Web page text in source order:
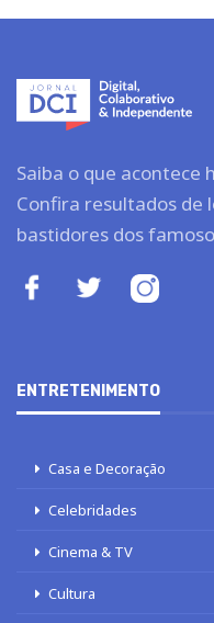
Saiba o que acontece
Confira resultados de
bastidores dos
ENTRETENIMENTO
Casa e Decoração
Celebridades
Cinema & TV
Cultura